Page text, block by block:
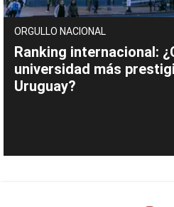
ORGULLO NACIONAL
Ranking internacional:
universidad más
Uruguay?